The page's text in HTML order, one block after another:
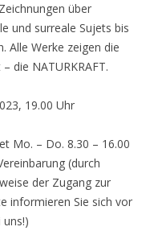
über
und surreale Sujets bis
Alle Werke zeigen die
die NATURKRAFT.
19.00 Uhr
Mo. – Do. 8.30 – 16.00
(durch
der Zugang zur
informieren Sie sich vor